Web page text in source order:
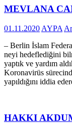
MEVLANA
01.11.2020 AYPA
– Berlin İslam
neyi hedeflediğini
yaptık ve yardım
Koronavirüs
yapıldığını iddia
HAKKI